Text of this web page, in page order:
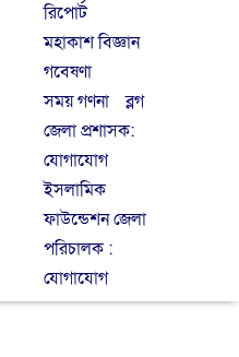
রিপোর্ট
মহাকাশ বিজ্ঞান
গবেষণা
সময় গণনা
ব্লগ
জেলা প্রশাসক:
যোগাযোগ
ইসলামিক
ফাউন্ডেশন জেলা
পরিচালক :
যোগাযোগ